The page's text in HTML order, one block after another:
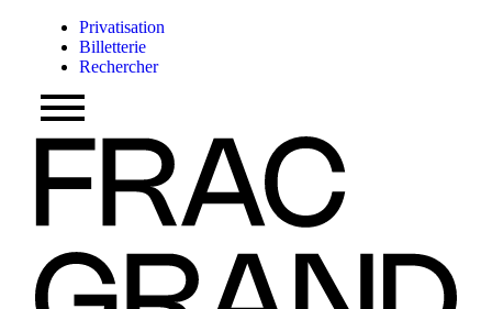
Privatisation
Billetterie
Rechercher